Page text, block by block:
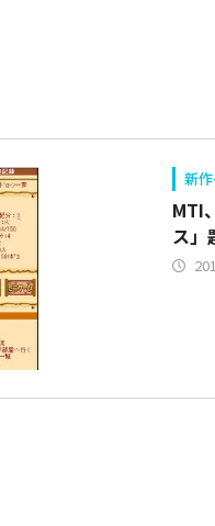
新
MTI
ス」